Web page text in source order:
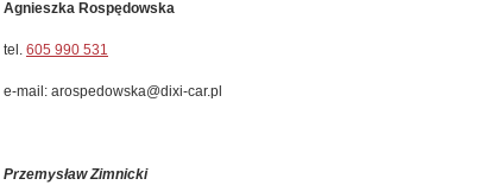
Agnieszka Rospędowska
tel. 605 990 531
e-mail: arospedowska@dixi-car.pl
Przemysław Zimnicki